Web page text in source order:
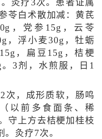
灸疗3次。患者证属
苓白术散加减：黄芪
，党参15g，云苓
，浮小麦30g，牡蛎
，扁豆15g，桔梗
3剂，水煎服，日1
次，成形质软，肠鸣
以前多食面条、稀
守上方去桔梗加桂枝
灸疗7次。